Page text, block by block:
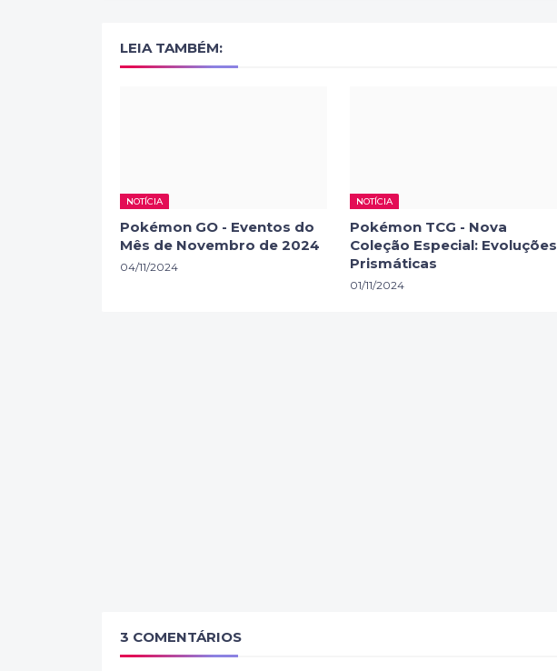
LEIA TAMBÉM:
NOTÍCIA
Pokémon GO - Eventos do
Mês de Novembro de 2024
04/11/2024
NOTÍCIA
Pokémon TCG - Nova
Coleção Especial: Evoluções
Prismáticas
01/11/2024
3 COMENTÁRIOS